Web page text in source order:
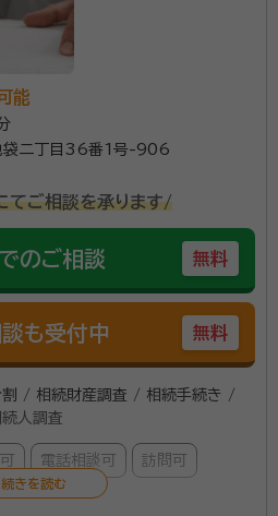
能
袋二丁目36番1号-906
てご相談を承ります/
のご相談 無料
も受付中 無料
/ 相続財産調査 / 相続手続き /
人調査
電話相談可 訪問可